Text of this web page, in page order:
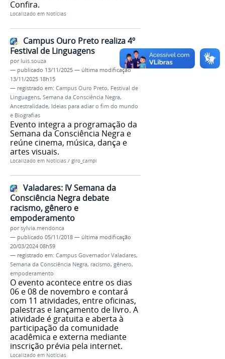
Confira.
Localizado em Notícias
Campus Ouro Preto realiza 4º
Festival de Linguagens
por luis.souza
— publicado 13/11/2025 — última modificação
13/11/2025 18h15
— registrado em: Campus Ouro Preto, Festival de
Linguagens, Semana da Consciência Negra,
Ancestralidade, Ideias para adiar o fim do mundo
e Biografias
Evento integra a programação da
Semana da Consciência Negra e
reúne cinema, música, dança e
artes visuais.
Localizado em Notícias / giro_campi
Valadares: IV Semana da
Consciência Negra debate
racismo, gênero e
empoderamento
porsylvia.mendonca
— publicado 05/11/2018 — última modificação
20/03/2024 08h59
— registrado em: Campus Governador Valadares,
Semana da Consciência Negra, racismo, gênero,
empoderamento
O evento acontece entre os dias
06 e 08 de novembro e contará
com 11 atividades, entre oficinas,
palestras e lançamento de livro. A
atividade é gratuita e aberta à
participação da comunidade
acadêmica e externa mediante
inscrição prévia pela internet.
Localizado em Notícias